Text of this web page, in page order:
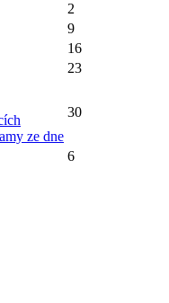
2
9
16
23
ze dne
30
6